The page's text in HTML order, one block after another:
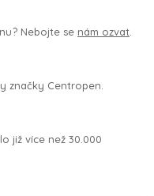
Nebojte se nám ozvat
značky Centropen.
již více než 30.000